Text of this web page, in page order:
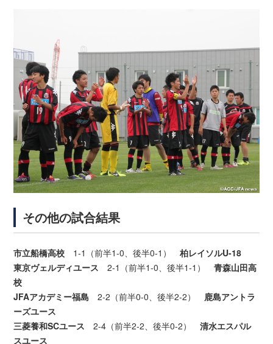
その他の試合結果
市立船橋高校 1-1（前半1-0、後半0-1）柏レイソルU-18
東京ヴェルディユース 2-1（前半1-0、後半1-1）青森山田高
校
JFAアカデミー福島 2-2（前半0-0、後半2-2） 鹿島アントラ
ーズユース
三菱養和SCユース 2-4（前半2-2、後半0-2）清水エスパル
スユース